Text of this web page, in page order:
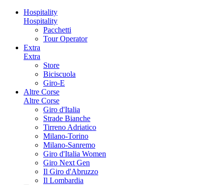
Hospitality
Hospitality
Pacchetti
Tour Operator
Extra
Extra
Store
Biciscuola
Giro-E
Altre Corse
Altre Corse
Giro d'Italia
Strade Bianche
Tirreno Adriatico
Milano-Torino
Milano-Sanremo
Giro d'Italia Women
Giro Next Gen
Il Giro d'Abruzzo
Il Lombardia